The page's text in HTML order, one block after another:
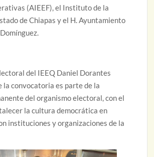
(AIEEF), el Instituto de la
de Chiapas y el H. Ayuntamiento
del IEEQ Daniel Dorantes
la convocatoria es parte de la
del organismo electoral, con el
la cultura democrática en
instituciones y organizaciones de la